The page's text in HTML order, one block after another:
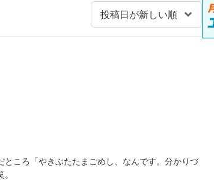
ころ「やきぶたたまごめし、なんです。分かりづ